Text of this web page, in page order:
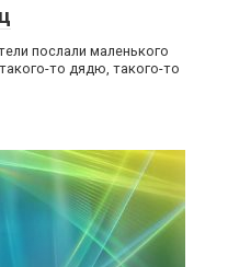
послали маленького
то дядю, такого-то